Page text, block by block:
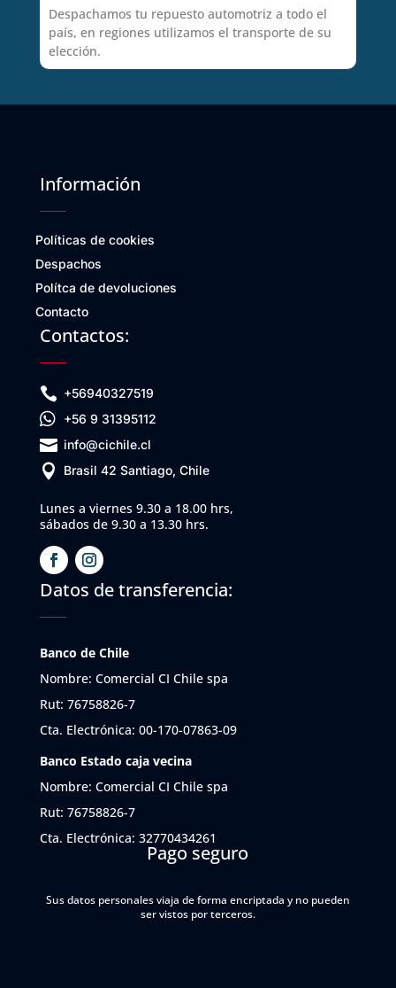
Despachamos tu repuesto automotriz a todo el
país, en regiones utilizamos el transporte de su
elección.
Información
Políticas de cookies
Despachos
Polítca de devoluciones
Contacto
Contactos:
 +56940327519
 +56 9 31395112
 info@cichile.cl
 Brasil 42 Santiago, Chile
Lunes a viernes 9.30 a 18.00 hrs,
sábados de 9.30 a 13.30 hrs.
Datos de transferencia:
Banco de Chile
Nombre: Comercial CI Chile spa
Rut: 76758826-7
Cta. Electrónica: 00-170-07863-09
Banco Estado caja vecina
Nombre: Comercial CI Chile spa
Rut: 76758826-7
Cta. Electrónica: 32770434261
Pago seguro
Sus datos personales viaja de forma encriptada y no pueden
ser vistos por terceros.